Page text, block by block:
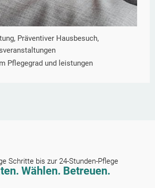
Präventiver Hausbesuch,
Pflegegrad und leistungen
Schritte bis zur 24-Stunden-Pflege
Wählen. Betreuen.